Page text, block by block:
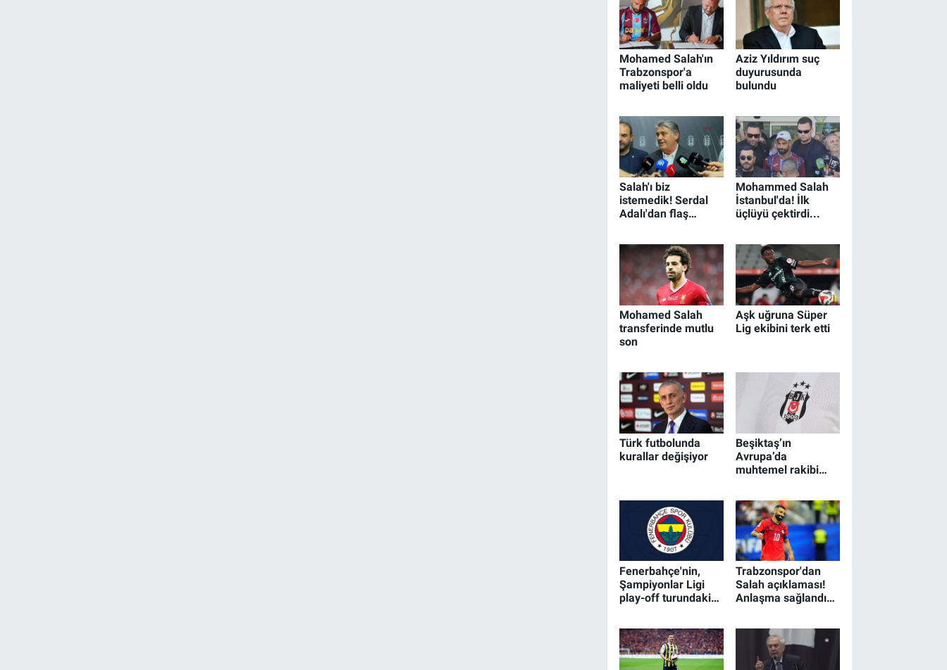
Mohamed Salah'ın
Trabzonspor'a
maliyeti belli oldu
Aziz Yıldırım suç
duyurusunda
bulundu
Salah'ı biz
istemedik! Serdal
Adalı'dan flaş
Mohammed Salah
İstanbul'da! İlk
üçlüyü çektirdi...
Mohamed Salah
transferinde mutlu
son
Aşk uğruna Süper
Lig ekibini terk etti
Türk futbolunda
kurallar değişiyor
Beşiktaş’ın
Avrupa’da
muhtemel rakibi
Fenerbahçe'nin,
Şampiyonlar Ligi
play-off turundaki
Trabzonspor'dan
Salah açıklaması!
Anlaşma sağlandı